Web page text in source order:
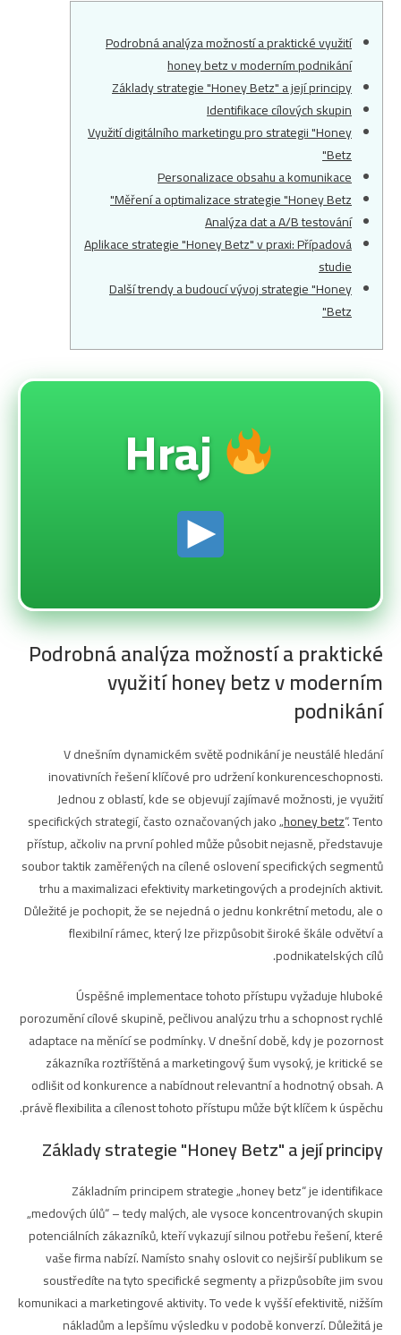
Podrobná analýza možností a praktické využití
honey betz v moderním podnikání
Základy strategie "Honey Betz" a její principy
Identifikace cílových skupin
Využití digitálního marketingu pro strategii "Honey
Betz"
Personalizace obsahu a komunikace
Měření a optimalizace strategie "Honey Betz"
Analýza dat a A/B testování
Aplikace strategie "Honey Betz" v praxi: Případová
studie
Další trendy a budoucí vývoj strategie "Honey
Betz"
Podrobná analýza možností a praktické
využití honey betz v moderním
podnikání
V dnešním dynamickém světě podnikání je neustálé hledání
inovativních řešení klíčové pro udržení konkurenceschopnosti.
Jednou z oblastí, kde se objevují zajímavé možnosti, je využití
specifických strategií, často označovaných jako „honey betz“. Tento
přístup, ačkoliv na první pohled může působit nejasně, představuje
soubor taktik zaměřených na cílené oslovení specifických segmentů
trhu a maximalizaci efektivity marketingových a prodejních aktivit.
Důležité je pochopit, že se nejedná o jednu konkrétní metodu, ale o
flexibilní rámec, který lze přizpůsobit široké škále odvětví a
podnikatelských cílů.
Úspěšné implementace tohoto přístupu vyžaduje hluboké
porozumění cílové skupině, pečlivou analýzu trhu a schopnost rychlé
adaptace na měnící se podmínky. V dnešní době, kdy je pozornost
zákazníka roztříštěná a marketingový šum vysoký, je kritické se
odlišit od konkurence a nabídnout relevantní a hodnotný obsah. A
právě flexibilita a cílenost tohoto přístupu může být klíčem k úspěchu.
Základy strategie "Honey Betz" a její principy
Základním principem strategie „honey betz“ je identifikace
„medových úlů“ – tedy malých, ale vysoce koncentrovaných skupin
potenciálních zákazníků, kteří vykazují silnou potřebu řešení, které
vaše firma nabízí. Namísto snahy oslovit co nejširší publikum se
soustředíte na tyto specifické segmenty a přizpůsobíte jim svou
komunikaci a marketingové aktivity. To vede k vyšší efektivitě, nižším
nákladům a lepšímu výsledku v podobě konverzí. Důležitá je